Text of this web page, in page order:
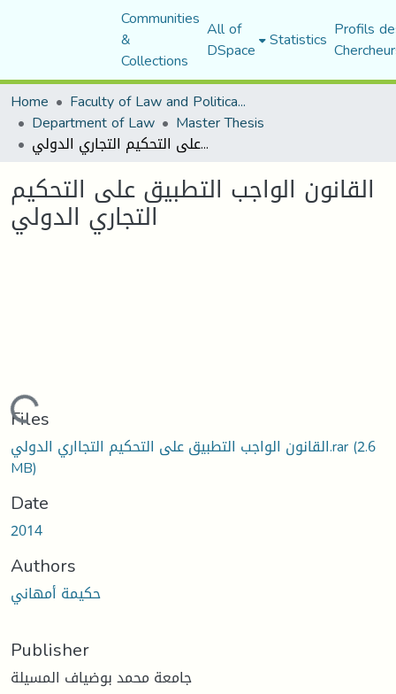
Communities
&
Collections
All of
DSpace Statistics Profils
Home
Faculty of Law and Political Science
Department of Law Master Thesis
القانون الواجب التطبيق على التحكيم التجاري الدولي
القانون الواجب التطبيق على التحكيم
التجاري الدولي
Files
القانون الواجب التطبيق على التحكيم التجااري الدولي.rar(2.6
MB)
Date
2014
Authors
حكيمة أمهاني
Publisher
جامعة محمد بوضياف المسيلة